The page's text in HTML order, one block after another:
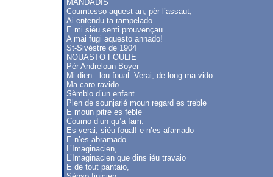
MANDADIS
Coumtesso aquest an, pèr l’assaut,
Ai entendu ta rampelado
E mi siéu senti prouvençau.
A mai fugi aquesto annado!
St-Sivèstre de 1904
NOUASTO FOULIE
Pèr Andreloun Boyer
Mi dien : lou foual. Verai, de long ma vido
Ma caro ravido
Sèmblo d’un enfant.
Plen de sounjarié moun regard es treble
E moun pitre es feble
Coumo d’un qu’a fam.
Es verai, siéu foual! e n’es afamado
E n’es abramado
L’Imaginacien,
L’Imaginacien que dins iéu travaio
E de tout pantaio,